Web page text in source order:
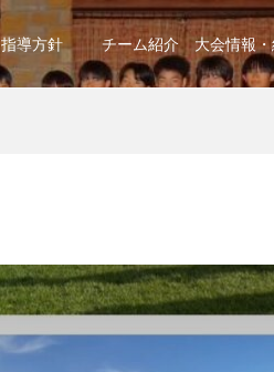
指導方針 チーム紹介 大会情報